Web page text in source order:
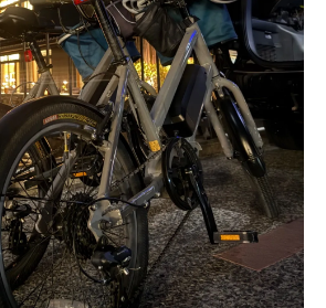
に合わせたレンタサイクル選び
クル料金比較で時間を無駄なく